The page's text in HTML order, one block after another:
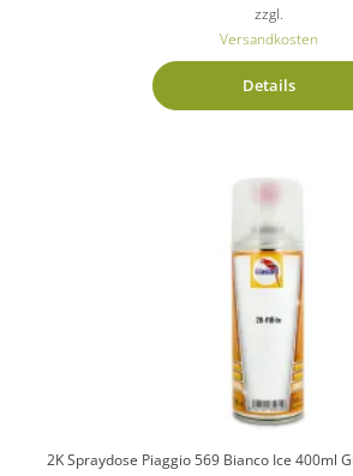
zzgl.
Versandkosten
Details
2K Spraydose Piaggio 569 Bianco Ice 400ml